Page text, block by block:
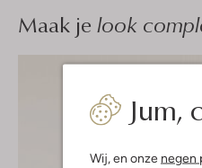
Jum,
Wij, en onze negen
Maak je look